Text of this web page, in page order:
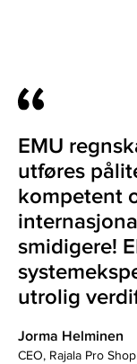
EMU
utføres
kompetent
smidigere!
utrolig
Jorma Helminen
CEO, Rajala Pro Shop